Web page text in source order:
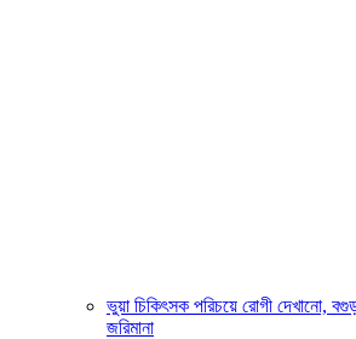
ভুয়া চিকিৎসক পরিচয়ে রোগী দেখানো,
জরিমানা